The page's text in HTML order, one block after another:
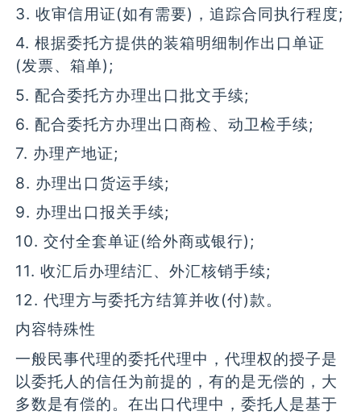
3. 收审信用证(如有需要)，追踪合同执行程度;
4. 根据委托方提供的装箱明细制作出口单证
(发票、箱单);
5. 配合委托方办理出口批文手续;
6. 配合委托方办理出口商检、动卫检手续;
7. 办理产地证;
8. 办理出口货运手续;
9. 办理出口报关手续;
10. 交付全套单证(给外商或银行);
11. 收汇后办理结汇、外汇核销手续;
12. 代理方与委托方结算并收(付)款。
内容特殊性
一般民事代理的委托代理中，代理权的授子是
以委托人的信任为前提的，有的是无偿的，大
多数是有偿的。在出口代理中，委托人是基于